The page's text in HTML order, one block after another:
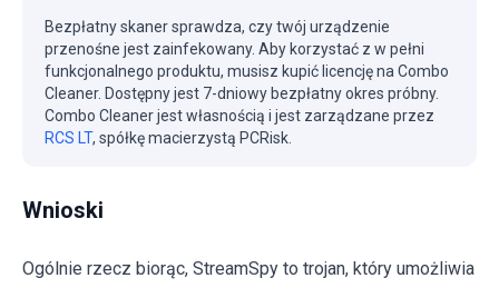
Bezpłatny skaner sprawdza, czy twój urządzenie
przenośne jest zainfekowany. Aby korzystać z w pełni
funkcjonalnego produktu, musisz kupić licencję na Combo
Cleaner. Dostępny jest 7-dniowy bezpłatny okres próbny.
Combo Cleaner jest własnością i jest zarządzane przez
RCS LT, spółkę macierzystą PCRisk.
Wnioski
Ogólnie rzecz biorąc, StreamSpy to trojan, który umożliwia